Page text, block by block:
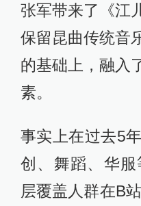
张军带来了《江
保留昆曲传统音
的基础上，融入
素。
事实上在过去5
创、舞蹈、华
层覆盖人群在B